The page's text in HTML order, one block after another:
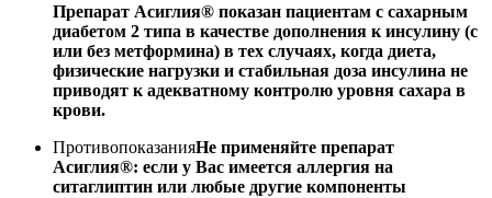
Препарат Асиглия® показан пациентам с сахарным
диабетом 2 типа в качестве дополнения к инсулину (с
или без метформина) в тех случаях, когда диета,
физические нагрузки и стабильная доза инсулина не
приводят к адекватному контролю уровня сахара в
крови.
ПротивопоказанияНе применяйте препарат
Асиглия®: если у Вас имеется аллергия на
ситаглиптин или любые другие компоненты